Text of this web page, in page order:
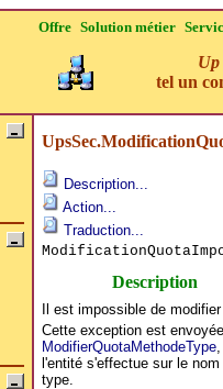
Offre Solution métier
Up
tel un
Description...
Action...
Traduction...
Description
Il est impossible de
Cette exception est
ModifierQuotaMethodeType
l'entité s'effectue sur le
type.